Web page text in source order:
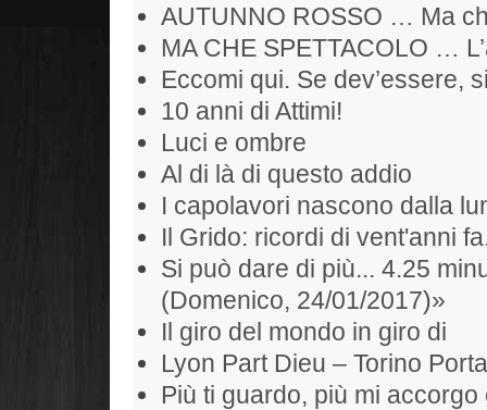
AUTUNNO ROSSO … Ma
MA CHE SPETTACOLO …
Eccomi qui. Se dev’essere,
10 anni di Attimi!
Luci e ombre
Al di là di questo addio
I capolavori nascono dalla
Il Grido: ricordi di vent'anni
Si può dare di più... 4.25
(Domenico, 24/01/2017)»
Il giro del mondo in giro di
Lyon Part Dieu – Torino
Più ti guardo, più mi accorgo